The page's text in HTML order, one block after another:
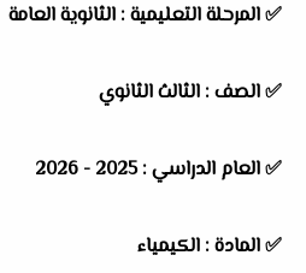
✅المرحلة التعليمية : الثانوية العامة
✅الصف : الثالث الثانوي
✅العام الدراسي :2025 - 2026
✅المادة : الكيمياء